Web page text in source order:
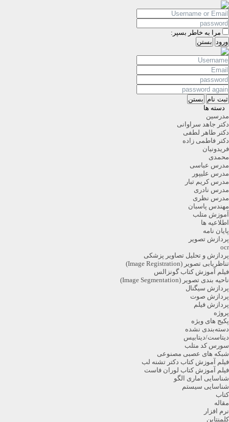
مرا به خاطر بسپر:
ورود بستن
ثبت نام بستن
دسته ها
مدرسین
دکتر جاهد سراوانی
دکتر طاهر لطفی
دکتر فاطمی زاده
فریدونیان
محمدی
مدرس عباسی
مدرس علیپور
مدرس کریم تبار
مدرس نادری
مدرس نظری
مهندس پاسبان
آموزش متلب
اطلاعیه ها
پایان نامه
پردازش تصویر
ocr
پردازش و تحلیل تصاویر پزشکی
تناظریابی تصویر (Image Registration)
فیلم آموزش کتاب گونزالس
ناحیه بندی تصویر (Image Segmentation)
پردازش سیگنال
پردازش صوت
پردازش فیلم
پروژه
پکیج های ویژه
دسته‌بندی نشده
دیتاست/دیتابیس
سورس کد متلب
شبکه های عصبی مصنوعی
فیلم آموزش کتاب دکتر تشنه لب
فیلم آموزش کتاب لوران فاست
شناسایی اماری الگو
شناسایی سیستم
کتاب
مقاله
نرم افزار
کلمنتاین